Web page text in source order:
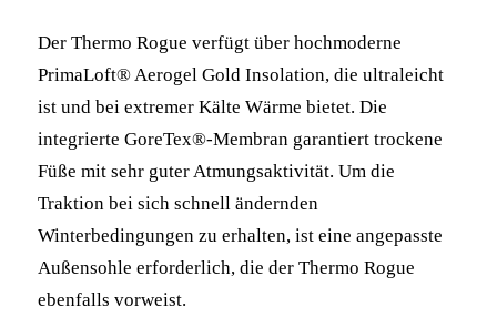
Der Thermo Rogue verfügt über hochmoderne
PrimaLoft® Aerogel Gold Insolation, die ultraleicht
ist und bei extremer Kälte Wärme bietet. Die
integrierte GoreTex®-Membran garantiert trockene
Füße mit sehr guter Atmungsaktivität. Um die
Traktion bei sich schnell ändernden
Winterbedingungen zu erhalten, ist eine angepasste
Außensohle erforderlich, die der Thermo Rogue
ebenfalls vorweist.